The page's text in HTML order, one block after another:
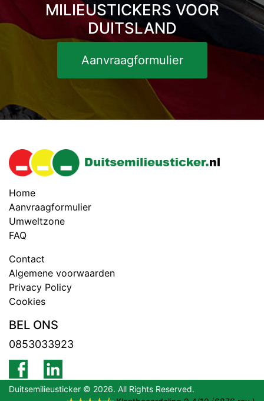
MILIEUSTICKERS VOOR
DUITSLAND
Aanvraagformulier
Home
Aanvraagformulier
Umweltzone
FAQ
Contact
Algemene voorwaarden
Privacy Policy
Cookies
BEL ONS
0853033923
Duitsemilieusticker © 2026. All Rights Reserved.